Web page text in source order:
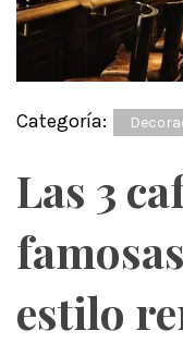
Categoría:
Las 3
estilo